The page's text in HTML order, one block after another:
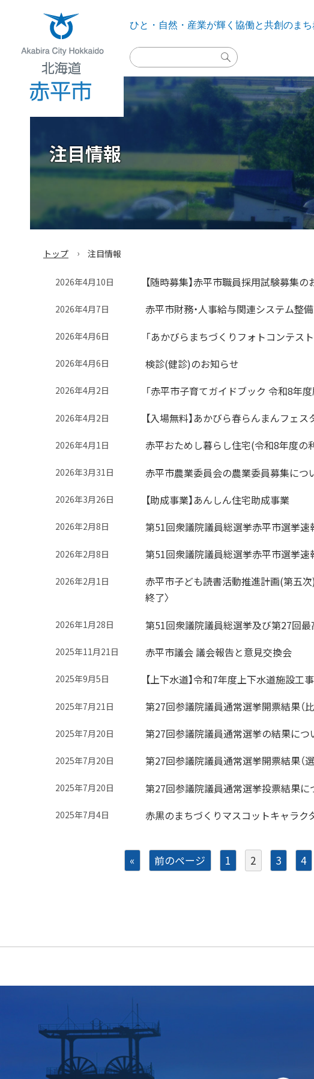
ひと・自然・産業が輝く 協働と共創のま
検
索
実
行
注目情報
トップ › 注目情報
2026年4月10日 【随時募集】赤平市職員採用試験募集の
2026年4月7日 赤平市財務・人事給与関連システム整
2026年4月6日 「あかびらまちづくりフォトコンテス
2026年4月6日 検診(健診)のお知らせ
2026年4月2日 「赤平市子育てガイドブック 令和8年
2026年4月2日 【入場無料】あかびら春らんまんフェ
2026年4月1日 赤平おためし暮らし住宅(令和8年度の
2026年3月31日 赤平市農業委員会の農業委員募集につ
2026年3月26日 【助成事業】あんしん住宅助成事業
2026年2月8日 第51回衆議院議員総選挙赤平市選挙速
2026年2月8日 第51回衆議院議員総選挙赤平市選挙速
2026年2月1日
赤平市子ども読書活動推進計画(第五
終了〉
2026年1月28日 第51回衆議院議員総選挙及び第27回
2025年11月21日 赤平市議会 議会報告と意見交換会
2025年9月5日 【上下水道】令和7年度上下水道施設工
2025年7月21日 第27回参議院議員通常選挙開票結果（
2025年7月20日 第27回参議院議員通常選挙の結果につ
2025年7月20日 第27回参議院議員通常選挙開票結果（
2025年7月20日 第27回参議院議員通常選挙投票結果に
2025年7月4日 赤黒のまちづくりマスコットキャラク
« 前のページ 1 2 3 4